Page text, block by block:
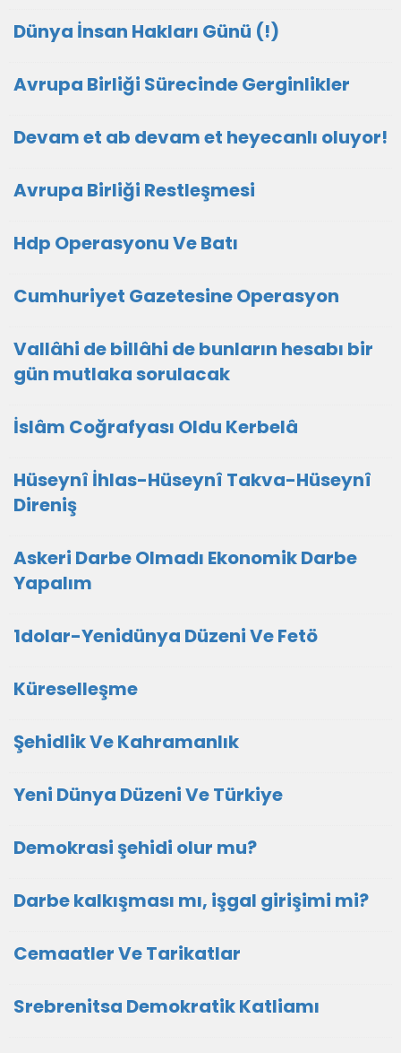
Dünya İnsan Hakları Günü (!)
Avrupa Birliği Sürecinde Gerginlikler
Devam et ab devam et heyecanlı oluyor!
Avrupa Birliği Restleşmesi
Hdp Operasyonu Ve Batı
Cumhuriyet Gazetesine Operasyon
Vallâhi de billâhi de bunların hesabı bir
gün mutlaka sorulacak
İslâm Coğrafyası Oldu Kerbelâ
Hüseynî İhlas-Hüseynî Takva-Hüseynî
Direniş
Askeri Darbe Olmadı Ekonomik Darbe
Yapalım
1dolar-Yenidünya Düzeni Ve Fetö
Küreselleşme
Şehidlik Ve Kahramanlık
Yeni Dünya Düzeni Ve Türkiye
Demokrasi şehidi olur mu?
Darbe kalkışması mı, işgal girişimi mi?
Cemaatler Ve Tarikatlar
Srebrenitsa Demokratik Katliamı